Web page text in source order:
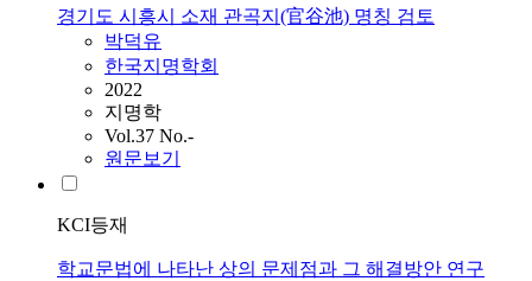
경기도 시흥시 소재 관곡지(官谷池) 명칭 검토
박덕유
한국지명학회
2022
지명학
Vol.37 No.-
원문보기
KCI등재
학교문법에 나타난 상의 문제점과 그 해결방안 연구